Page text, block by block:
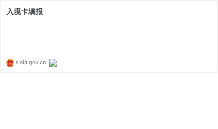
入境卡填报
s.nia.gov.cn